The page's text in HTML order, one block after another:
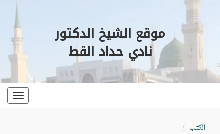
موقع الشيخ الدكتور
نادي حداد القط
الكتب